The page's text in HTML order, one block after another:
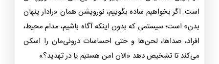
است. اگر بخواهیم ساده بگوییم، نوروپشن همان «رادار پنهان
بدن» است؛ سیستمی که بدون اینکه آگاه باشیم، مدام محیط،
افراد، صداها، لحن‌ها و حتی احساسات درونی‌مان را اسکن
می‌کند تا تشخیص دهد «الان امن هستیم یا در تهدید؟»